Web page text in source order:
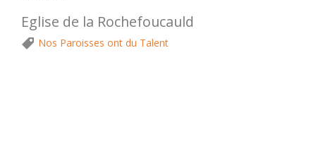
Eglise de la Rochefoucauld
Nos Paroisses ont du Talent